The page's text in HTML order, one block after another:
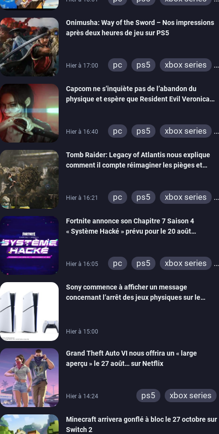
Onimusha: Way of the Sword – Nos impressions
après deux heures de jeu sur PS5
Hier à 17:00 pc ps5
xbox series
Capcom ne s’inquiète pas de l’abandon du
physique et espère que Resident Evil Veronica
Hier à 16:40 pc ps5
xbox series
Tomb Raider: Legacy of Atlantis nous explique
comment il compte réimaginer les pièges et
Hier à 16:21 pc ps5
xbox series
Fortnite annonce son Chapitre 7 Saison 4
« Système Hacké » prévu pour le 20 août
Hier à 16:05 pc ps5
xbox series
ps4
xbox one
switch 2
Sony commence à afficher un message
concernant l’arrêt des jeux physiques sur le
Hier à 15:00
Grand Theft Auto VI nous offrira un « large
aperçu » le 27 août… sur Netflix
Hier à 14:24 ps5 xbox series
Minecraft arrivera gonflé à bloc le 27 octobre sur
Switch 2